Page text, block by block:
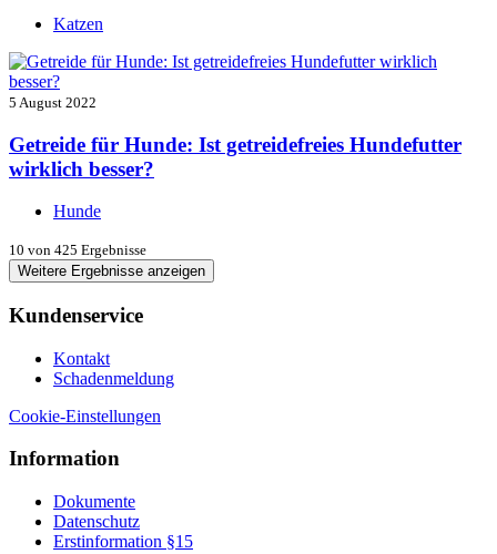
Katzen
5 August 2022
Getreide für Hunde: Ist getreidefreies Hundefutter
wirklich besser?
Hunde
10 von 425 Ergebnisse
Weitere Ergebnisse anzeigen
Kundenservice
Kontakt
Schadenmeldung
Cookie-Einstellungen
Information
Dokumente
Datenschutz
Erstinformation §15